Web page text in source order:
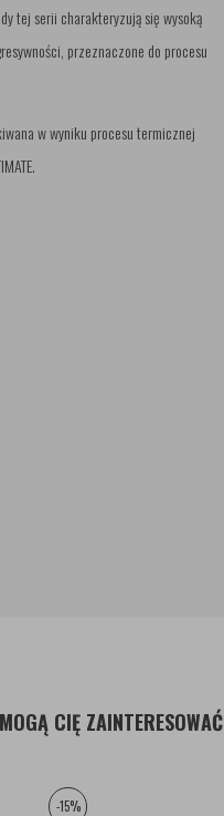
tej serii charakteryzują się wysoką
przeznaczone do procesu
w wyniku procesu termicznej
MOGĄ CIĘ ZAINTERESOWAĆ
-15%